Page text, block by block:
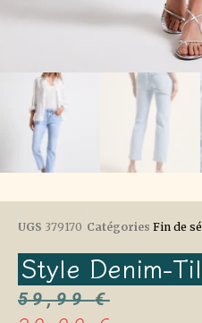
UGS 379170 Catégories Fin de
Style Denim-
59,99€